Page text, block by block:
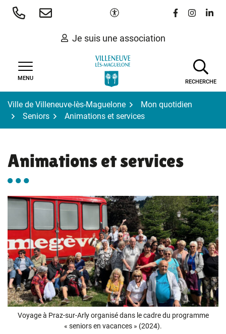
Aller
Paramètres d'accessibilité
Lien vers le
Lien vers
Lien
Je suis une association
MENU
RECHERCHE
Ville de Villeneuve-lès-Maguelone
Mon quotidien
Seniors
Animations et services
Animations et services
Voyage à Praz-sur-Arly organisé dans le cadre du programme
« seniors en vacances » (2024).